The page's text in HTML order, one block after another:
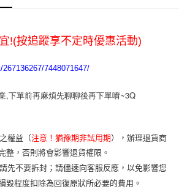
含以上)免運費
含以上)免運費
!(按追蹤享不定時優惠活動)
7448071647/
,下單前再麻煩先聊聊後再下單唷~3Q
權益（注意！猶豫期非試用期），辦理退貨商
整，否則將會影響退貨權限。
先不要拆封；請儘速向客服反應，以免影響您
毀程度扣除為回復原狀所必要的費用。